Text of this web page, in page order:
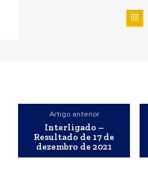
Artigo anterior
Interligado –
Resultado de 17 de
dezembro de 2021